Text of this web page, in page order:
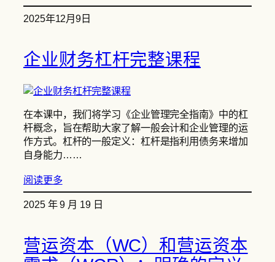
2025年12月9日
企业财务杠杆完整课程
在本课中，我们将学习《企业管理完全指南》中的杠
杆概念，旨在帮助大家了解一般会计和企业管理的运
作方式。杠杆的一般定义：杠杆是指利用债务来增加
自身能力……
阅读更多
2025 年 9 月 19 日
营运资本（WC）和营运资本